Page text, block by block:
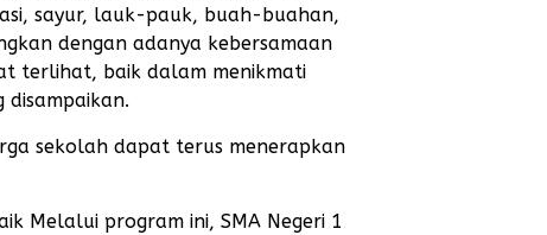
sayur, lauk-pauk, buah-buahan,
dengan adanya kebersamaan
terlihat, baik dalam menikmati
disampaikan.
sekolah dapat terus menerapkan
Melalui program ini, SMA Negeri 1